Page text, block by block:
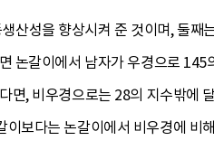
산성을 향상시켜 준 것이며, 둘째
논갈이에서 남자가 우경으로
, 비우경으로는 28의 지수밖에
보다는 논갈이에서 비우경에 비